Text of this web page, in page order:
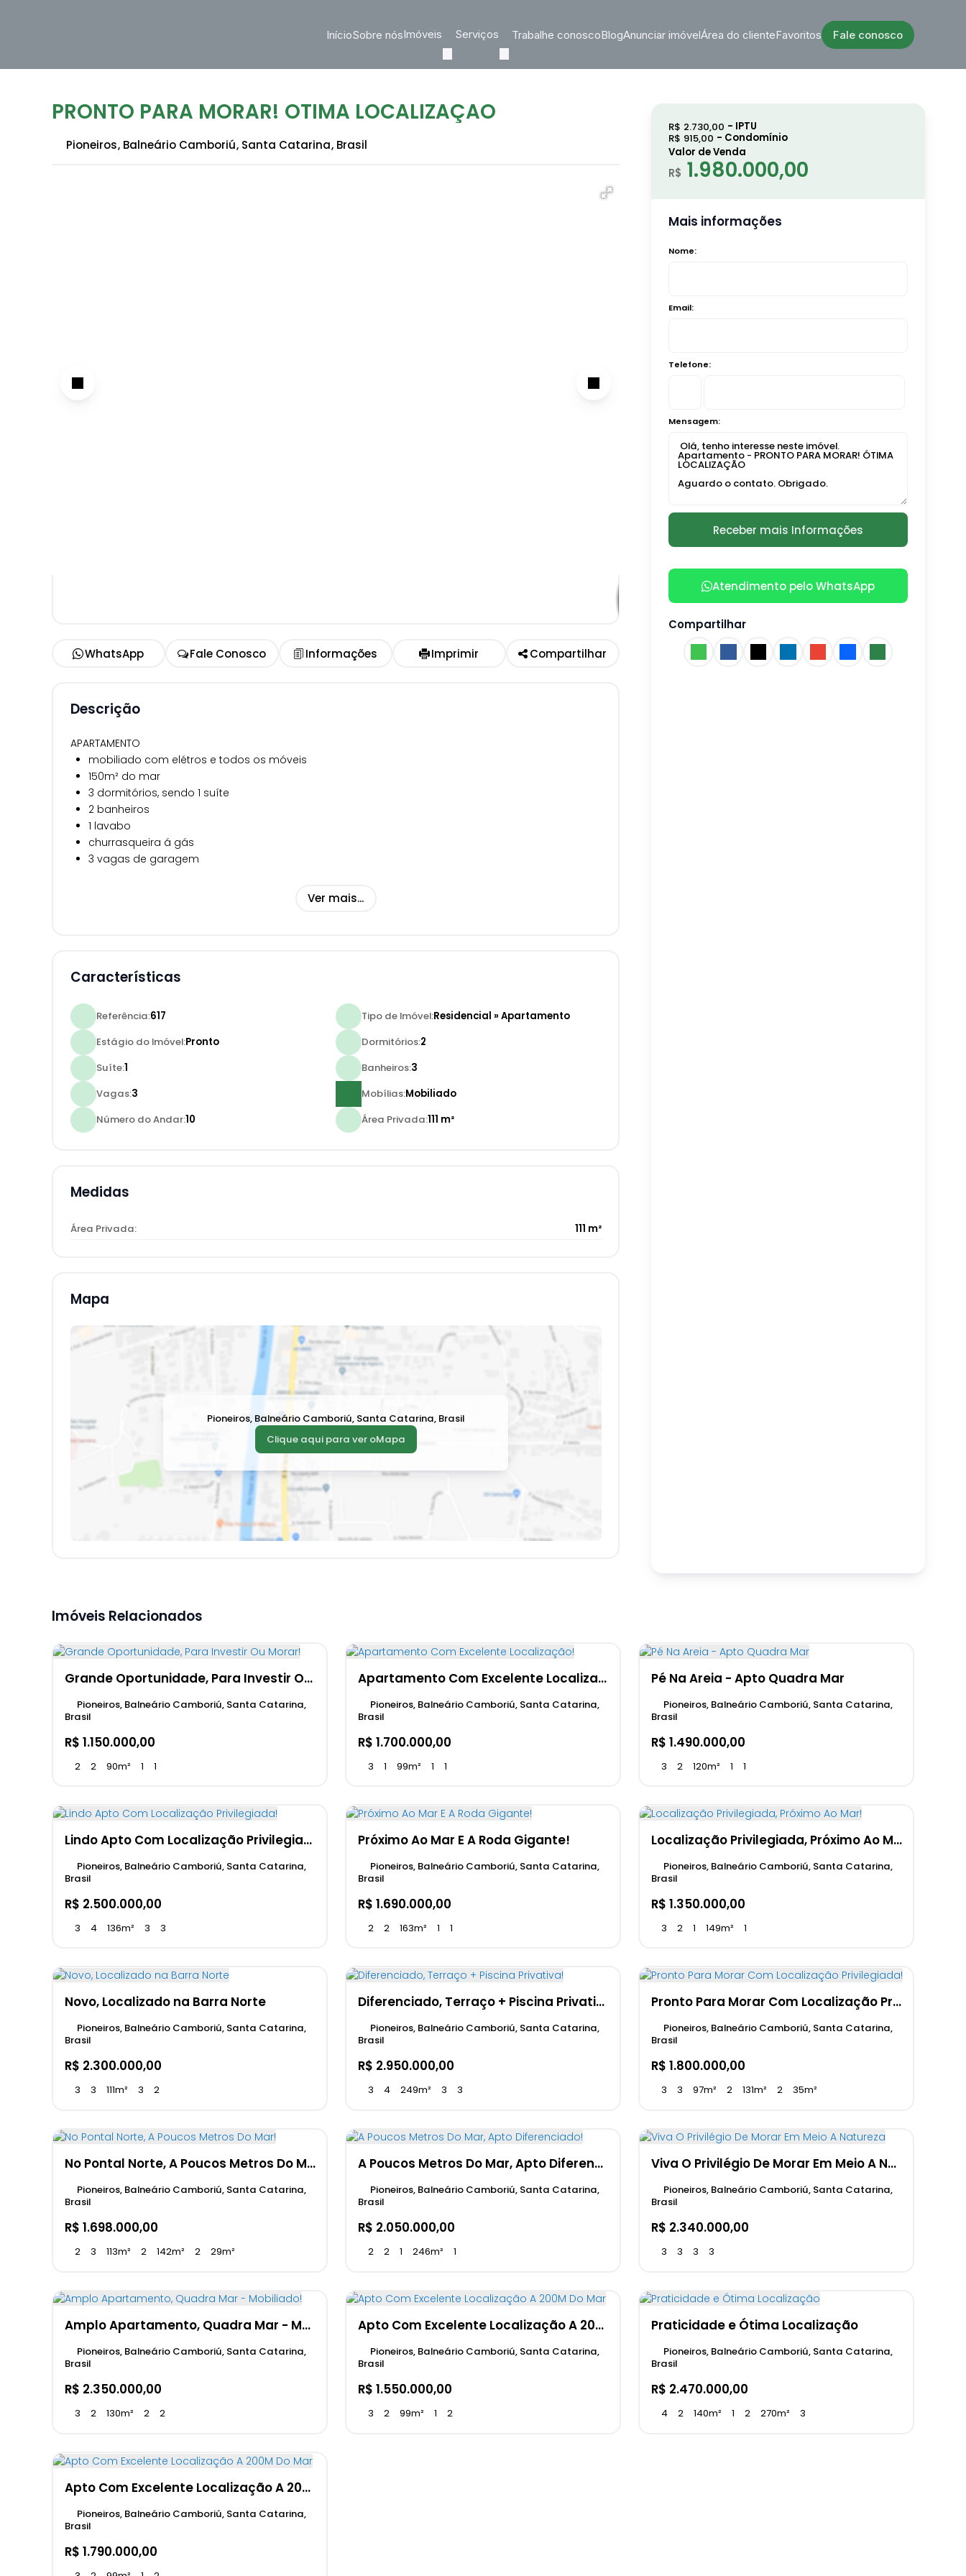
Fale conosco
Favoritos
Área do cliente
Anunciar imóvel
Blog
Trabalhe conosco
Serviços
Imóveis
Sobre nós
Início
PRONTO PARA MORAR! ÓTIMA LOCALIZAÇÃO
Pioneiros, Balneário Camboriú, Santa Catarina, Brasil
WhatsApp Fale Conosco Informações Imprimir Compartilhar
Descrição
APARTAMENTO
mobiliado com elétros e todos os móveis
150m² do mar
3 dormitórios, sendo 1 suíte
2 banheiros
1 lavabo
churrasqueira á gás
3 vagas de garagem
mini quadra
Ver mais...
Características
Referência:617 Tipo de Imóvel:Residencial »Apartamento
Estágio do Imóvel:Pronto Dormitórios:2
Suíte:1 Banheiros:3
Vagas:3 Mobílias:Mobiliado
Número do Andar:10 Área Privada:111 m²
Medidas
Área Privada: 111 m²
Mapa
Pioneiros, Balneário Camboriú, Santa Catarina, Brasil
Clique aqui para ver oMapa
R$ 1.980.000,00
Valor de Venda
R$ 2.730,00
R$ 915,00
Mais informações
Nome:
Email:
Telefone:
Mensagem:
Atendimento peloWhatsApp
Compartilhar
Imóveis Relacionados
Grande Oportunidade, Para Investir Ou Morar!
R$ 1.150.000,00
Pioneiros, Balneário Camboriú, Santa Catarina,
Brasil
2 2 90m² 1 1
Apartamento Com Excelente Localização!
R$ 1.700.000,00
Pioneiros, Balneário Camboriú, Santa Catarina,
Brasil
3 1 99m² 1 1
Pé Na Areia - Apto Quadra Mar
R$ 1.490.000,00
Pioneiros, Balneário Camboriú, Santa Catarina,
Brasil
3 2 120m² 1 1
Lindo Apto Com Localização Privilegiada!
R$ 2.500.000,00
Pioneiros, Balneário Camboriú, Santa Catarina,
Brasil
3 4 136m² 3 3
Próximo Ao Mar E A Roda Gigante!
R$ 1.690.000,00
Pioneiros, Balneário Camboriú, Santa Catarina,
Brasil
2 2 163m² 1 1
Localização Privilegiada, Próximo Ao Mar!
R$ 1.350.000,00
Pioneiros, Balneário Camboriú, Santa Catarina,
Brasil
3 2 1 149m² 1
Novo, Localizado na Barra Norte
R$ 2.300.000,00
Pioneiros, Balneário Camboriú, Santa Catarina,
Brasil
3 3 111m² 3 2
Diferenciado, Terraço + Piscina Privativa!
R$ 2.950.000,00
Pioneiros, Balneário Camboriú, Santa Catarina,
Brasil
3 4 249m² 3 3
Pronto Para Morar Com Localização Privilegiada!
R$ 1.800.000,00
Pioneiros, Balneário Camboriú, Santa Catarina,
Brasil
3 3 97m² 2 131m² 2 35m²
No Pontal Norte, A Poucos Metros Do Mar!
R$ 1.698.000,00
Pioneiros, Balneário Camboriú, Santa Catarina,
Brasil
2 3 113m² 2 142m² 2 29m²
A Poucos Metros Do Mar, Apto Diferenciado!
R$ 2.050.000,00
Pioneiros, Balneário Camboriú, Santa Catarina,
Brasil
2 2 1 246m² 1
Viva O Privilégio De Morar Em Meio A Natureza
R$ 2.340.000,00
Pioneiros, Balneário Camboriú, Santa Catarina,
Brasil
3 3 3 3
Amplo Apartamento, Quadra Mar - Mobiliado!
R$ 2.350.000,00
Pioneiros, Balneário Camboriú, Santa Catarina,
Brasil
3 2 130m² 2 2
Apto Com Excelente Localização A 200M Do Mar
R$ 1.550.000,00
Pioneiros, Balneário Camboriú, Santa Catarina,
Brasil
3 2 99m² 1 2
Praticidade e Ótima Localização
R$ 2.470.000,00
Pioneiros, Balneário Camboriú, Santa Catarina,
Brasil
4 2 140m² 1 2 270m² 3
Apto Com Excelente Localização A 200M Do Mar
R$ 1.790.000,00
Pioneiros, Balneário Camboriú, Santa Catarina,
Brasil